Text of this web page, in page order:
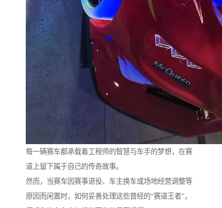
每一辆赛车都承载着工程师的智慧与车手的梦想，在赛
道上留下属于自己的传奇故事。
然而，当赛车因赛事退役、车主换车或场地经营调整等
原因而闲置时，如何妥善处理这些曾经的“赛道王者”，